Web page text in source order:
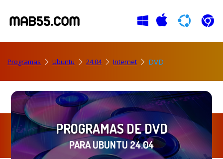
Programas Ubuntu 24.04 Internet DVD
PROGRAMAS DE DVD
PARA UBUNTU 24.04